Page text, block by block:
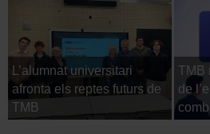
L’alumnat universitari
afronta els reptes futurs de
TMB
TMB
de